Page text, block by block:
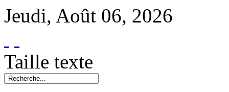
Jeudi, Août 06, 2026
Taille texte